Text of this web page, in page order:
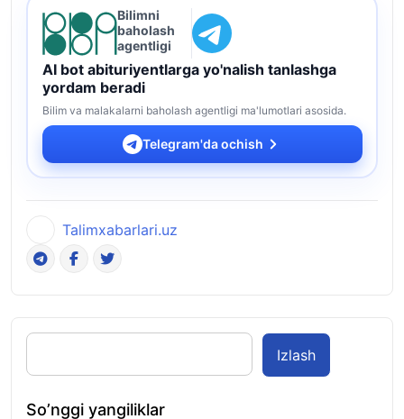
Bilimni
baholash
agentligi
AI bot abituriyentlarga yo'nalish tanlashga
yordam beradi
Bilim va malakalarni baholash agentligi ma'lumotlari asosida.
Telegram'da ochish
Talimxabarlari.uz
Izlash
So’nggi yangiliklar